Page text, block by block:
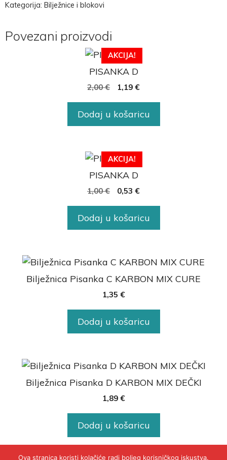
Kategorija: Bilježnice i blokovi
Povezani proizvodi
AKCIJA!
PISANKA D
2,00€ 1,19 €
Dodaj u košaricu
AKCIJA!
PISANKA D
1,00€ 0,53 €
Dodaj u košaricu
Bilježnica Pisanka C KARBON MIX CURE
1,35 €
Dodaj u košaricu
Bilježnica Pisanka D KARBON MIX DEČKI
1,89 €
Dodaj u košaricu
Ova stranica koristi kolačiće radi boljeg korisničkog iskustva.